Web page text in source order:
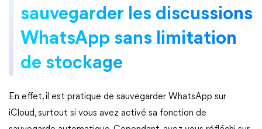
sauvegarder les discussions
WhatsApp sans limitation
de stockage
En effet, il est pratique de sauvegarder WhatsApp sur
iCloud, surtout si vous avez activé sa fonction de